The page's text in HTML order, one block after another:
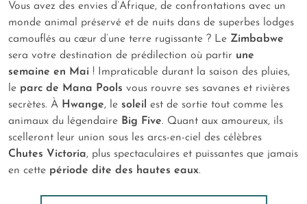
Vous avez des envies d’Afrique, de confrontations avec un
monde animal préservé et de nuits dans de superbes lodges
camouflés au cœur d’une terre rugissante ? Le Zimbabwe
sera votre destination de prédilection où partir une
semaine en Mai ! Impraticable durant la saison des pluies,
le parc de Mana Pools vous rouvre ses savanes et rivières
secrètes. À Hwange, le soleil est de sortie tout comme les
animaux du légendaire Big Five. Quant aux amoureux, ils
scelleront leur union sous les arcs-en-ciel des célèbres
Chutes Victoria, plus spectaculaires et puissantes que jamais
en cette période dite des hautes eaux.